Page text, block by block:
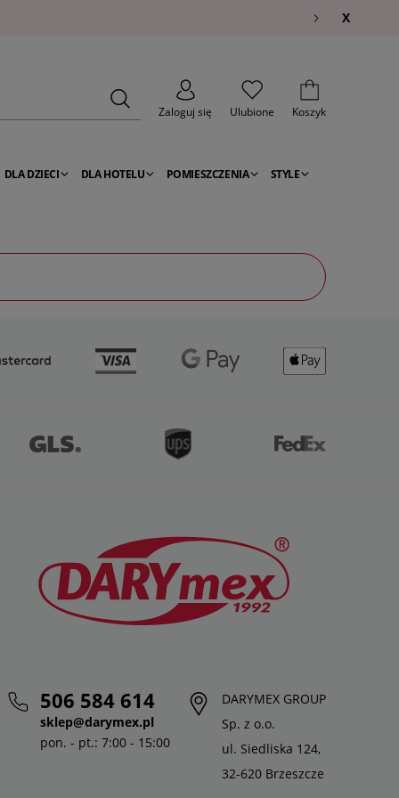
X
Zaloguj się Ulubione Koszyk
DLA DZIECI DLA HOTELU POMIESZCZENIA STYLE
506 584 614
sklep@darymex.pl
pon. - pt.: 7:00 - 15:00
DARYMEX GROUP
Sp. z o.o.
ul. Siedliska 124,
32-620 Brzeszcze